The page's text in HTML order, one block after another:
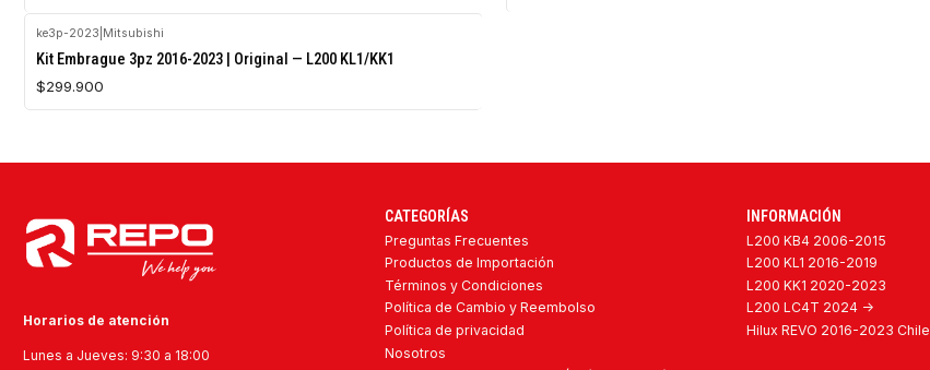
ke3p-2023 Mitsubishi
Kit Embrague 3pz 2016-2023 | Original — L200 KL1/KK1
$299.900
Horarios de atención
Lunes a Jueves: 9:30 a 18:00
CATEGORÍAS
Preguntas Frecuentes
Productos de Importación
Términos y Condiciones
Política de Cambio y Reembolso
Política de privacidad
Nosotros
INFORMACIÓN
L200 KB4 2006-2015
L200 KL1 2016-2019
L200 KK1 2020-2023
L200 LC4T 2024 ->
Hilux REVO 2016-2023 Chile